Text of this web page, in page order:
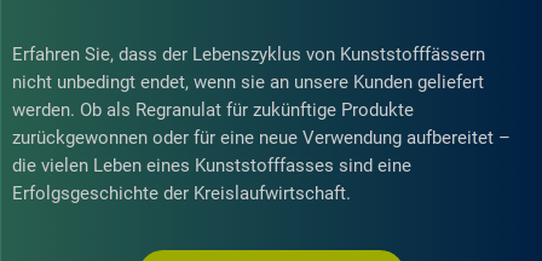
Erfahren Sie, dass der Lebenszyklus von Kunststofffässern
nicht unbedingt endet, wenn sie an unsere Kunden geliefert
werden. Ob als Regranulat für zukünftige Produkte
zurückgewonnen oder für eine neue Verwendung aufbereitet –
die vielen Leben eines Kunststofffasses sind eine
Erfolgsgeschichte der Kreislaufwirtschaft.